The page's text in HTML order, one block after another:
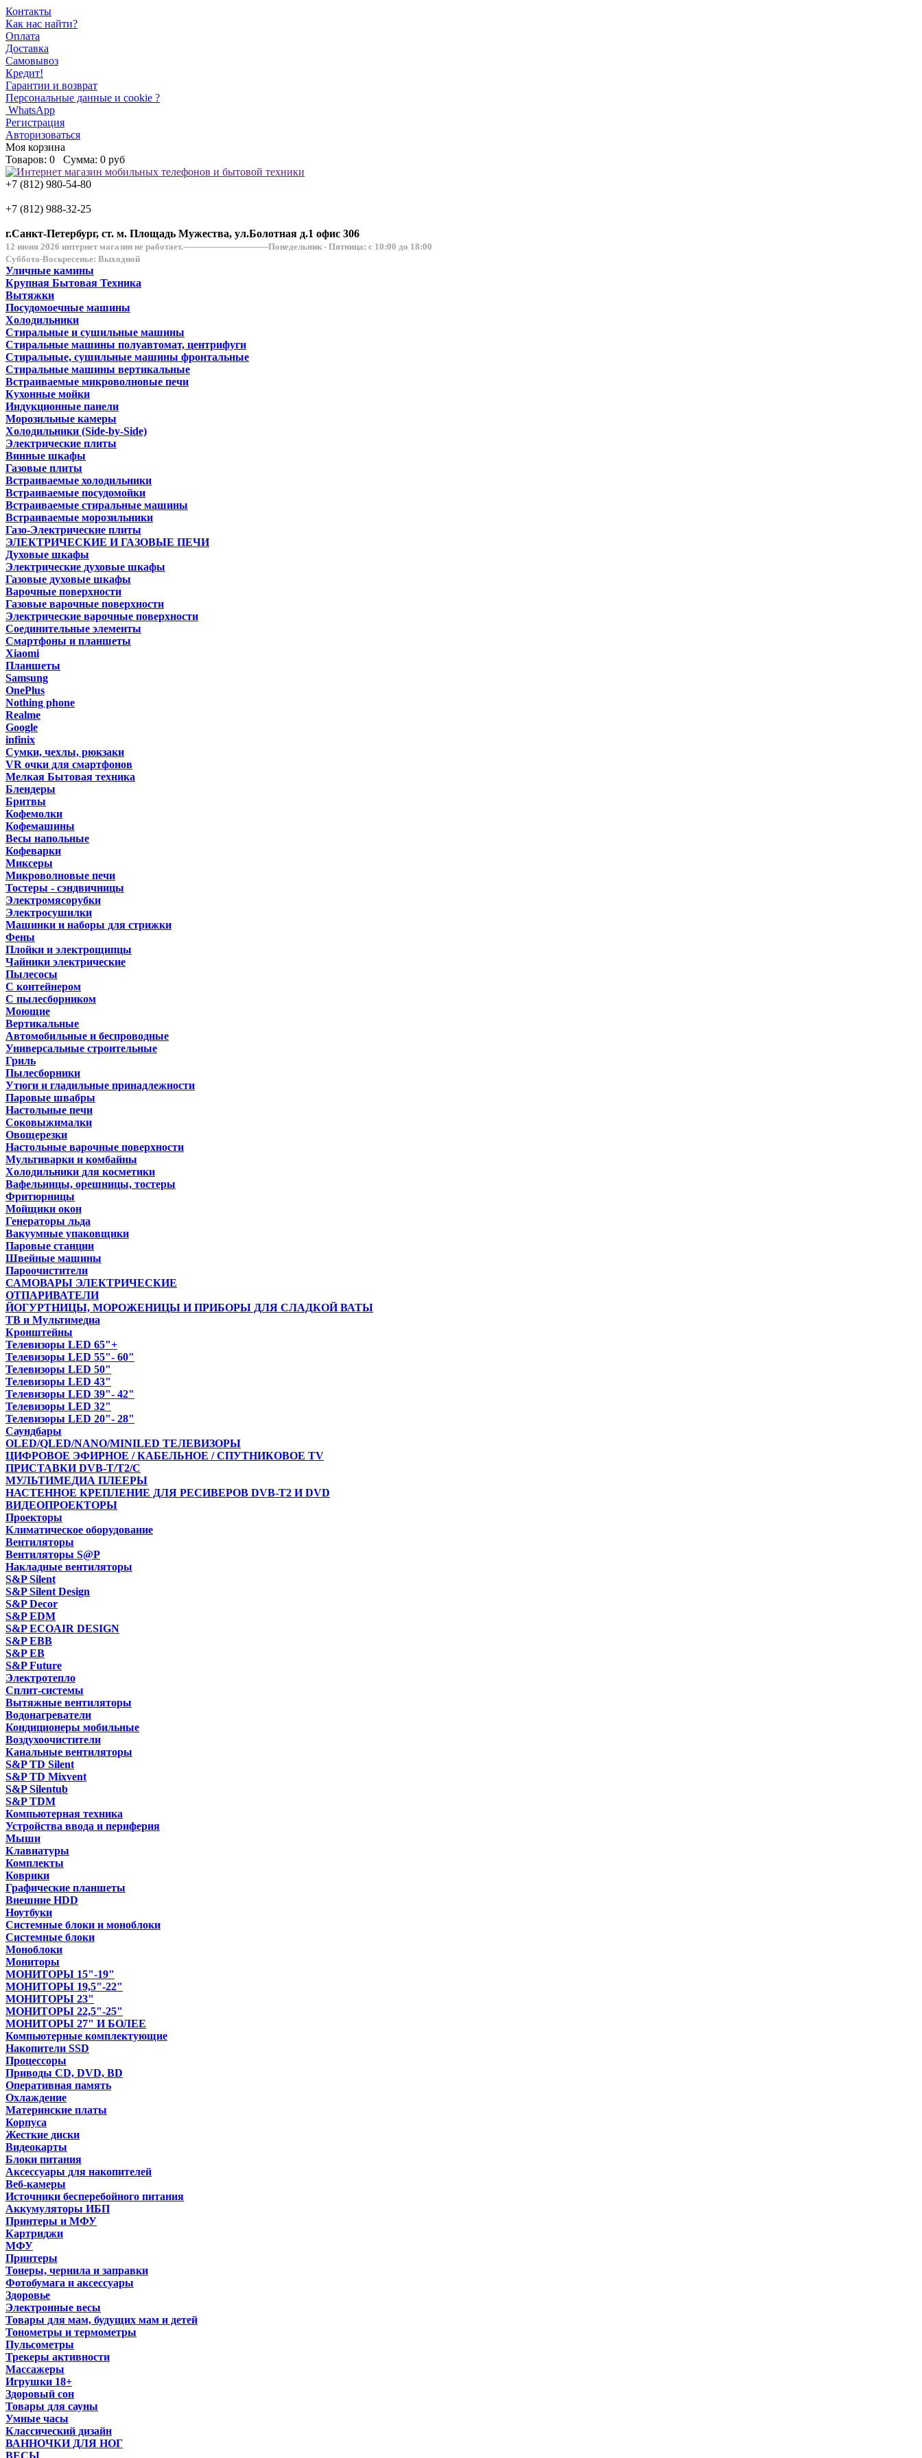
Контакты
Как нас найти?
Оплата
Доставка
Самовывоз
Кредит!
Гарантии и возврат
Персональные данные и cookie ?
WhatsApp
Регистрация
Авторизоваться
Моя корзина
Товаров: 0 Сумма: 0 руб
+7 (812) 980-54-80
+7 (812) 988-32-25
г.Санкт-Петербург, ст. м. Площадь Мужества, ул.Болотная д.1 офис 306
12 июня 2026 интернет магазин не работает.-------------------------------Понедельник - Пятница: с 10:00 до 18:00
Суббота-Воскресенье: Выходной
Уличные камины
Крупная Бытовая Техника
Вытяжки
Посудомоечные машины
Холодильники
Стиральные и сушильные машины
Стиральные машины полуавтомат, центрифуги
Стиральные, сушильные машины фронтальные
Стиральные машины вертикальные
Встраиваемые микроволновые печи
Кухонные мойки
Индукционные панели
Морозильные камеры
Холодильники (Side-by-Side)
Электрические плиты
Винные шкафы
Газовые плиты
Встраиваемые холодильники
Встраиваемые посудомойки
Встраиваемые стиральные машины
Встраиваемые морозильники
Газо-Электрические плиты
ЭЛЕКТРИЧЕСКИЕ И ГАЗОВЫЕ ПЕЧИ
Духовые шкафы
Электрические духовые шкафы
Газовые духовые шкафы
Варочные поверхности
Газовые варочные поверхности
Электрические варочные поверхности
Соединительные элементы
Смартфоны и планшеты
Xiaomi
Планшеты
Samsung
OnePlus
Nothing phone
Realme
Google
infinix
Сумки, чехлы, рюкзаки
VR очки для смартфонов
Мелкая Бытовая техника
Блендеры
Бритвы
Кофемолки
Кофемашины
Весы напольные
Кофеварки
Миксеры
Микроволновые печи
Тостеры - сэндвичницы
Электромясорубки
Электросушилки
Машинки и наборы для стрижки
Фены
Плойки и электрощипцы
Чайники электрические
Пылесосы
С контейнером
С пылесборником
Моющие
Вертикальные
Автомобильные и беспроводные
Универсальные строительные
Гриль
Пылесборники
Утюги и гладильные принадлежности
Паровые швабры
Настольные печи
Соковыжималки
Овощерезки
Настольные варочные поверхности
Мультиварки и комбайны
Холодильники для косметики
Вафельницы, орешницы, тостеры
Фритюрницы
Мойщики окон
Генераторы льда
Вакуумные упаковщики
Паровые станции
Швейные машины
Пароочистители
САМОВАРЫ ЭЛЕКТРИЧЕСКИЕ
ОТПАРИВАТЕЛИ
ЙОГУРТНИЦЫ, МОРОЖЕНИЦЫ И ПРИБОРЫ ДЛЯ СЛАДКОЙ ВАТЫ
ТВ и Мультимедиа
Кронштейны
Телевизоры LED 65"+
Телевизоры LED 55"- 60"
Телевизоры LED 50"
Телевизоры LED 43"
Телевизоры LED 39"- 42"
Телевизоры LED 32"
Телевизоры LED 20"- 28"
Саундбары
OLED/QLED/NANO/MINILED ТЕЛЕВИЗОРЫ
ЦИФРОВОЕ ЭФИРНОЕ / КАБЕЛЬНОЕ / СПУТНИКОВОЕ TV
ПРИСТАВКИ DVB-T/T2/С
МУЛЬТИМЕДИА ПЛЕЕРЫ
НАСТЕННОЕ КРЕПЛЕНИЕ ДЛЯ РЕСИВЕРОВ DVB-T2 И DVD
ВИДЕОПРОЕКТОРЫ
Проекторы
Климатическое оборудование
Вентиляторы
Вентиляторы S@P
Накладные вентиляторы
S&P Silent
S&P Silent Design
S&P Decor
S&P EDM
S&P ECOAIR DESIGN
S&P EBB
S&P EB
S&P Future
Электротепло
Сплит-системы
Вытяжные вентиляторы
Водонагреватели
Кондиционеры мобильные
Воздухоочистители
Канальные вентиляторы
S&P TD Silent
S&P TD Mixvent
S&P Silentub
S&P TDM
Компьютерная техника
Устройства ввода и периферия
Мыши
Клавиатуры
Комплекты
Коврики
Графические планшеты
Внешние HDD
Ноутбуки
Системные блоки и моноблоки
Системные блоки
Моноблоки
Мониторы
МОНИТОРЫ 15"-19"
МОНИТОРЫ 19,5"-22"
МОНИТОРЫ 23"
МОНИТОРЫ 22,5"-25"
МОНИТОРЫ 27" И БОЛЕЕ
Компьютерные комплектующие
Накопители SSD
Процессоры
Приводы CD, DVD, BD
Оперативная память
Охлаждение
Материнские платы
Корпуса
Жесткие диски
Видеокарты
Блоки питания
Аксессуары для накопителей
Веб-камеры
Источники бесперебойного питания
Аккумуляторы ИБП
Принтеры и МФУ
Картриджи
МФУ
Принтеры
Тонеры, чернила и заправки
Фотобумага и аксессуары
Здоровье
Электронные весы
Товары для мам, будущих мам и детей
Тонометры и термометры
Пульсометры
Трекеры активности
Массажеры
Игрушки 18+
Здоровый сон
Товары для сауны
Умные часы
Классический дизайн
ВАННОЧКИ ДЛЯ НОГ
ВЕСЫ